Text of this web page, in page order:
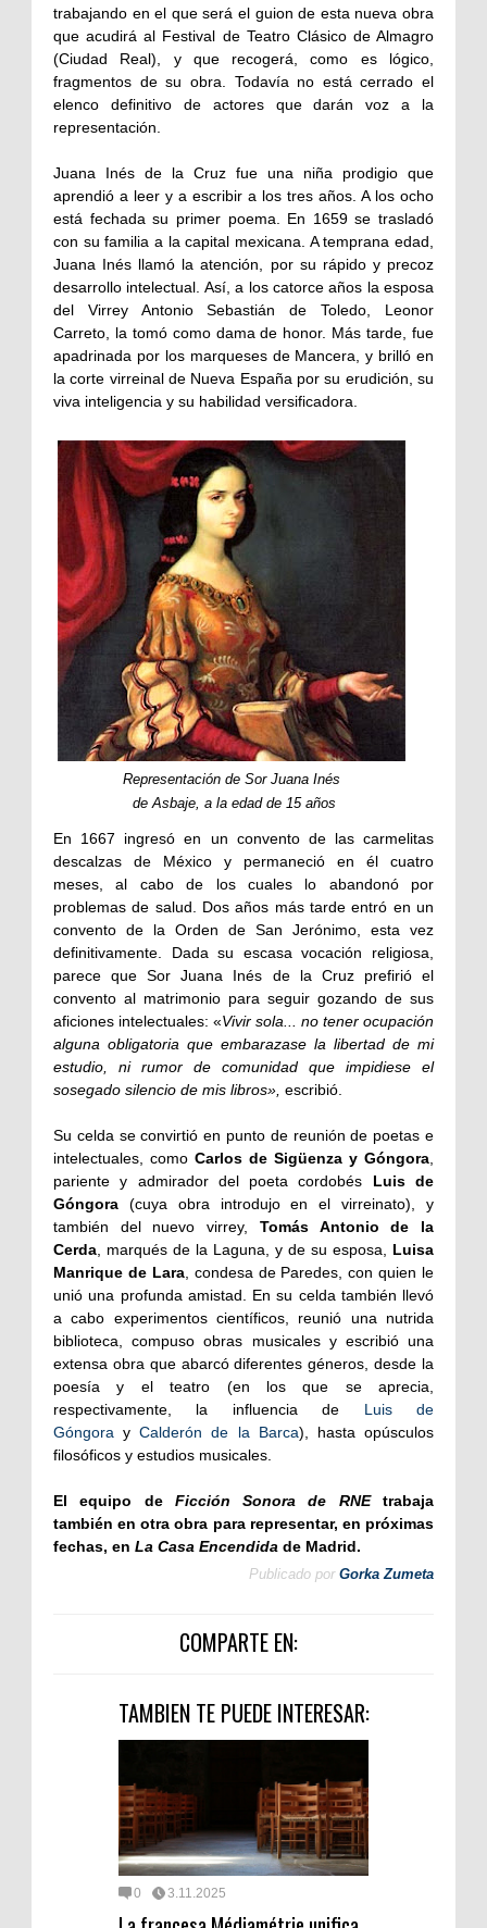
trabajando en el que será el guion de esta nueva obra
que acudirá al Festival de Teatro Clásico de Almagro
(Ciudad Real), y que recogerá, como es lógico,
fragmentos de su obra. Todavía no está cerrado el
elenco definitivo de actores que darán voz a la
representación.
Juana Inés de la Cruz fue una niña prodigio que
aprendió a leer y a escribir a los tres años. A los ocho
está fechada su primer poema. En 1659 se trasladó
con su familia a la capital mexicana. A temprana edad,
Juana Inés llamó la atención, por su rápido y precoz
desarrollo intelectual. Así, a los catorce años la esposa
del Virrey Antonio Sebastián de Toledo, Leonor
Carreto, la tomó como dama de honor. Más tarde, fue
apadrinada por los marqueses de Mancera, y brilló en
la corte virreinal de Nueva España por su erudición, su
viva inteligencia y su habilidad versificadora.
Representación de Sor Juana Inés
de Asbaje, a la edad de 15 años
En 1667 ingresó en un convento de las carmelitas
descalzas de México y permaneció en él cuatro
meses, al cabo de los cuales lo abandonó por
problemas de salud. Dos años más tarde entró en un
convento de la Orden de San Jerónimo, esta vez
definitivamente. Dada su escasa vocación religiosa,
parece que Sor Juana Inés de la Cruz prefirió el
convento al matrimonio para seguir gozando de sus
aficiones intelectuales: «Vivir sola... no tener ocupación
alguna obligatoria que embarazase la libertad de mi
estudio, ni rumor de comunidad que impidiese el
sosegado silencio de mis libros», escribió.
Su celda se convirtió en punto de reunión de poetas e
intelectuales, como Carlos de Sigüenza y Góngora
pariente y admirador del poeta cordobés Luis de
Góngora (cuya obra introdujo en el virreinato), y
también del nuevo virrey, Tomás Antonio de la
Cerda , marqués de la Laguna, y de su esposa, Luisa
Manrique de Lara, condesa de Paredes, con quien le
unió una profunda amistad. En su celda también llevó
a cabo experimentos científicos, reunió una nutrida
biblioteca, compuso obras musicales y escribió una
extensa obra que abarcó diferentes géneros, desde la
poesía y el teatro (en los que se aprecia,
respectivamente, la influencia de Luis de
Góngora yCalderón de la Barca), hasta opúsculos
filosóficos y estudios musicales.
El equipo de Ficción Sonora de RNEtrabaja
también en otra obra para representar, en próximas
fechas, en La Casa Encendida de Madrid.
Publicado por Gorka Zumeta
COMPARTE EN:
TAMBIEN TE PUEDE INTERESAR:
0 3.11.2025